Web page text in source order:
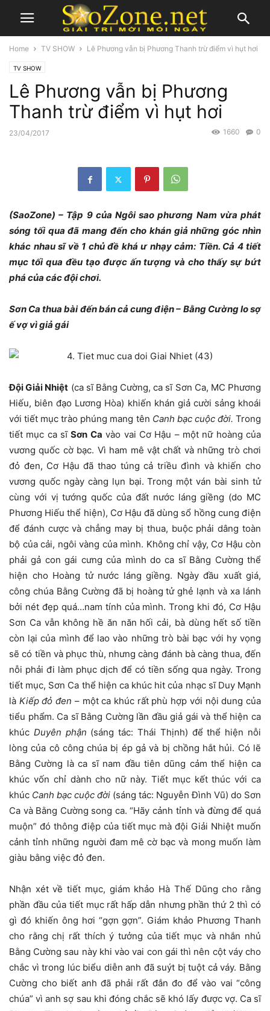
Home TV SHOW Lê Phương vẫn bị Phương Thanh trừ điểm vì hụt hơi
TV SHOW
Lê Phương vẫn bị Phương
Thanh trừ điểm vì hụt hơi
23/04/2017 0
1660
(SaoZone) – Tập 9 của Ngôi sao phương Nam vừa phát
sóng tối qua đã mang đến cho khán giả những góc nhìn
khác nhau sĩ về 1 chủ đề khá ư nhạy cảm: Tiền. Cả 4 tiết
mục tối qua đều tạo được ấn tượng và cho thấy sự bứt
phá của các đội chơi.
Sơn Ca thua bài đến bán cả cung điện – Bằng Cường lo sợ
ế vợ vì giả gái
Đội Giải Nhiệt (ca sĩ Bằng Cường, ca sĩ Sơn Ca, MC Phương
Hiếu, biên đạo Lương Hòa) khiến khán giả cười sảng khoái
với tiết mục trào phúng mang tên Canh bạc cuộc đời.Trong
tiết mục ca sĩSơn Ca vào vai Cơ Hậu – một nữ hoàng của
vương quốc cờ bạc. Vì ham mê vật chất và những trò chơi
đỏ đen, Cơ Hậu đã thao túng cả triều đình và khiến cho
vương quốc ngày càng lụn bại. Trong một ván bài sinh tử
cùng với vị tướng quốc của đất nước láng giềng (do MC
Phương Hiếu thể hiện), Cơ Hậu đã dùng sổ hồng cung điện
để đánh cược và chẳng may bị thua, buộc phải dâng toàn
bộ của cải, ngôi vàng của mình. Không chỉ vậy, Cơ Hậu còn
phải gả con gái cưng của mình do ca sĩ Bằng Cường thể
hiện cho Hoàng tử nước láng giềng. Ngày đầu xuất giá,
công chúa Bằng Cường đã bị hoàng tử ghẻ lạnh và xa lánh
bởi nét đẹp quá…nam tính của mình. Trong khi đó, Cơ Hậu
Sơn Ca vẫn không hề ăn năn hối cải, bà dùng hết số tiền
còn lại của mình để lao vào những trò bài bạc với hy vọng
sẽ có tiền và phục thù, nhưng càng đánh bà càng thua, đến
nỗi phải đi làm phục dịch để có tiền sống qua ngày. Trong
tiết mục, Sơn Ca thể hiện ca khúc hit của nhạc sĩ Duy Mạnh
là Kiếp đỏ đen – một ca khúc rất phù hợp với nội dung của
tiểu phẩm. Ca sĩ Bằng Cường lần đầu giả gái và thể hiện ca
khúc Duyên phận (sáng tác: Thái Thịnh) để thể hiện nỗi
lòng của cô công chúa bị ép gả và bị chồng hắt hủi. Có lẽ
Bằng Cường là ca sĩ nam đầu tiên dũng cảm thể hiện ca
khúc vốn chỉ dành cho nữ này. Tiết mục kết thúc với ca
khúc Canh bạc cuộc đời (sáng tác: Nguyễn Đình Vũ) do Sơn
Ca và Bằng Cường song ca. “Hãy cảnh tỉnh và đừng để quá
muộn” đó thông điệp của tiết mục mà đội Giải Nhiệt muốn
cảnh tỉnh những người đam mê cờ bạc và mong muốn làm
giàu bằng việc đỏ đen.
Nhận xét về tiết mục, giám khảo Hà Thế Dũng cho rằng
phần đầu của tiết mục rất hấp dẫn nhưng phần thứ 2 thì có
gì đó khiến ông hơi “gợn gợn”. Giám khảo Phương Thanh
cho rằng chị rất thích ý tưởng của tiết mục và nhắn nhủ
Bằng Cường sau này khi vào vai con gái thì nên cột váy cho
chắc vì trong lúc biểu diễn anh đã suýt bị tuột cả váy. Bằng
Cường cho biết anh đã phải rất đắn đo để vào vai “công
chúa” vì anh sợ sau khi đóng chắc sẽ khó lấy được vợ. Ca sĩ